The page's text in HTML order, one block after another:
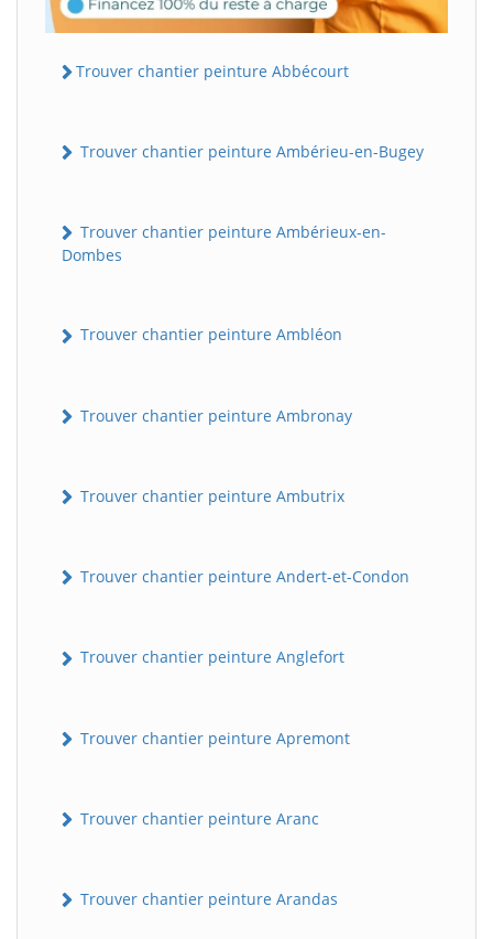
Trouver chantier peinture Abbécourt
Trouver chantier peinture Ambérieu-en-Bugey
Trouver chantier peinture Ambérieux-en-
Dombes
Trouver chantier peinture Ambléon
Trouver chantier peinture Ambronay
Trouver chantier peinture Ambutrix
Trouver chantier peinture Andert-et-Condon
Trouver chantier peinture Anglefort
Trouver chantier peinture Apremont
Trouver chantier peinture Aranc
Trouver chantier peinture Arandas